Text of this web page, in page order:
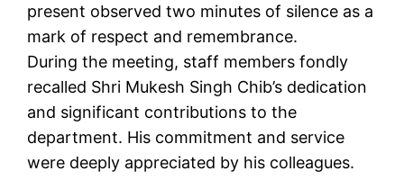
present observed two minutes of silence as a
mark of respect and remembrance.
During the meeting, staff members fondly
recalled Shri Mukesh Singh Chib’s dedication
and significant contributions to the
department. His commitment and service
were deeply appreciated by his colleagues.